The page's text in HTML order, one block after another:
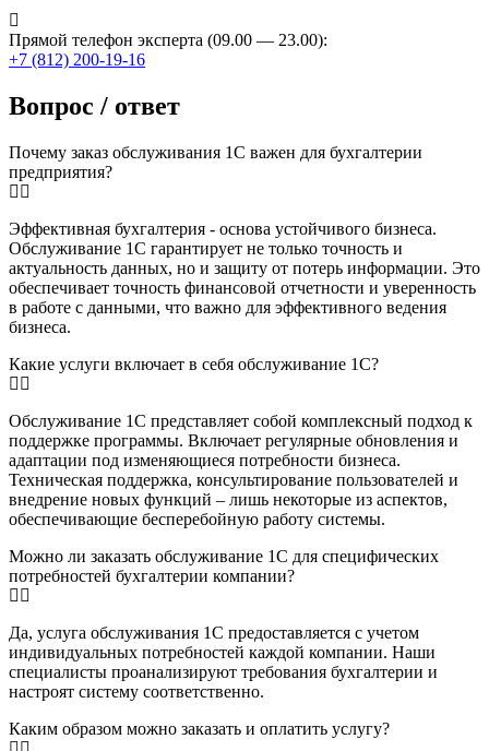
Прямой телефон эксперта (09.00 — 23.00):
+7 (812) 200-19-16
Вопрос / ответ
Почему заказ обслуживания 1С важен для бухгалтерии
предприятия?
Эффективная бухгалтерия - основа устойчивого бизнеса.
Обслуживание 1С гарантирует не только точность и
актуальность данных, но и защиту от потерь информации. Это
обеспечивает точность финансовой отчетности и уверенность
в работе с данными, что важно для эффективного ведения
бизнеса.
Какие услуги включает в себя обслуживание 1С?
Обслуживание 1С представляет собой комплексный подход к
поддержке программы. Включает регулярные обновления и
адаптации под изменяющиеся потребности бизнеса.
Техническая поддержка, консультирование пользователей и
внедрение новых функций – лишь некоторые из аспектов,
обеспечивающие бесперебойную работу системы.
Можно ли заказать обслуживание 1С для специфических
потребностей бухгалтерии компании?
Да, услуга обслуживания 1С предоставляется с учетом
индивидуальных потребностей каждой компании. Наши
специалисты проанализируют требования бухгалтерии и
настроят систему соответственно.
Каким образом можно заказать и оплатить услугу?